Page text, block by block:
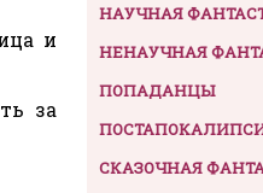
и
за
НАУЧНАЯ
НЕНАУЧНАЯ
ПОПАДАНЦЫ
СКАЗОЧНАЯ